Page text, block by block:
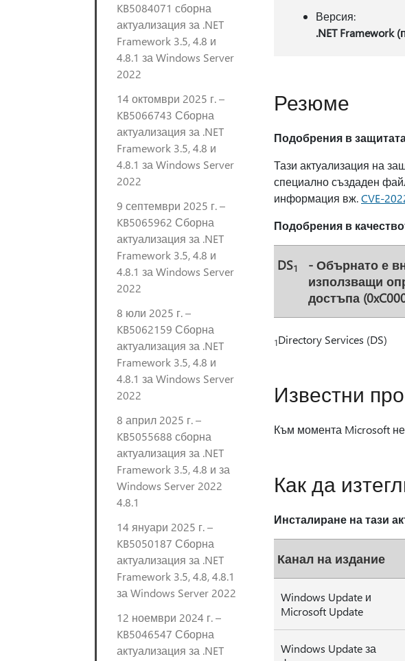
KB5084071 сборна
актуализация за .NET
Framework 3.5, 4.8 и
4.8.1 за Windows Server
2022
14 октомври 2025 г. –
KB5066743 Сборна
актуализация за .NET
Framework 3.5, 4.8 и
4.8.1 за Windows Server
2022
9 септември 2025 г. –
KB5065962 Сборна
актуализация за .NET
Framework 3.5, 4.8 и
4.8.1 за Windows Server
2022
8 юли 2025 г. –
KB5062159 Сборна
актуализация за .NET
Framework 3.5, 4.8 и
4.8.1 за Windows Server
2022
8 април 2025 г. –
KB5055688 сборна
актуализация за .NET
Framework 3.5, 4.8 и за
Windows Server 2022
4.8.1
14 януари 2025 г. –
KB5050187 Сборна
актуализация за .NET
Framework 3.5, 4.8, 4.8.1
за Windows Server 2022
12 ноември 2024 г. –
KB5046547 Сборна
актуализация за .NET
Версия:
.NET Framework
Резюме
Подобрения в
Тази актуализация на
специално създаден
информация вж.CVE-
Подобрения в
DS1
- Обърнато е
използващи
достъпа
1Directory Services (DS)
Известни
Към момента Microsoft
Как да
Инсталиране на тази
Канал на издание
Windows Update и
Microsoft Update
Windows Update за